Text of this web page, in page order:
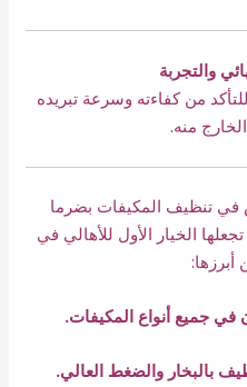
والتجربة
من كفاءته وسرعة تبريده
منه.
تنظيف المكيفات بضرما
الخيار الأول للأهالي في
جميع أنواع المكيفات.
بالبخار والضغط العالي.